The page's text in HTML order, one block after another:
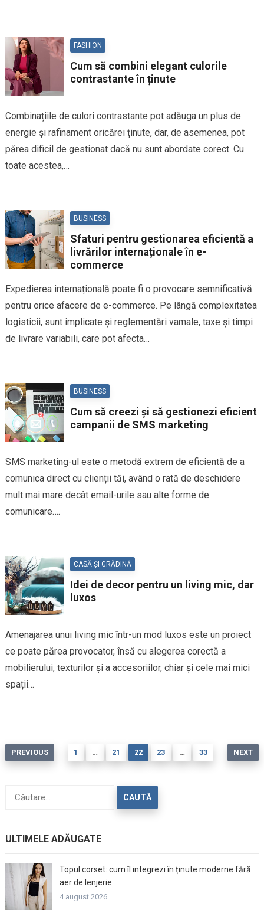
FASHION
Cum să combini elegant culorile
contrastante în ținute
Combinațiile de culori contrastante pot adăuga un plus de
energie și rafinament oricărei ținute, dar, de asemenea, pot
părea dificil de gestionat dacă nu sunt abordate corect. Cu
toate acestea,…
BUSINESS
Sfaturi pentru gestionarea eficientă a
livrărilor internaționale în e-
commerce
Expedierea internațională poate fi o provocare semnificativă
pentru orice afacere de e-commerce. Pe lângă complexitatea
logisticii, sunt implicate și reglementări vamale, taxe și timpi
de livrare variabili, care pot afecta…
BUSINESS
Cum să creezi și să gestionezi eficient
campanii de SMS marketing
SMS marketing-ul este o metodă extrem de eficientă de a
comunica direct cu clienții tăi, având o rată de deschidere
mult mai mare decât email-urile sau alte forme de
comunicare….
CASĂ ȘI GRĂDINĂ
Idei de decor pentru un living mic, dar
luxos
Amenajarea unui living mic într-un mod luxos este un proiect
ce poate părea provocator, însă cu alegerea corectă a
mobilierului, texturilor și a accesoriilor, chiar și cele mai mici
spații…
Paginație
articole
PREVIOUS 1 … 21 22 23 … 33 NEXT
după:
ULTIMELE ADĂUGATE
Topul corset: cum îl integrezi în ținute moderne fără
aer de lenjerie
4 august 2026